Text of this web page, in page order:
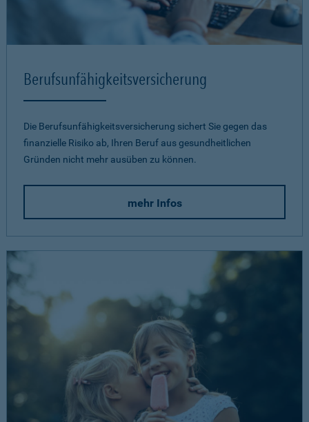
Berufsunfähigkeits­versicherung
Die Berufsunfähigkeitsversicherung sichert Sie gegen das
finanzielle Risiko ab, Ihren Beruf aus gesundheitlichen
Gründen nicht mehr ausüben zu können.
mehr Infos